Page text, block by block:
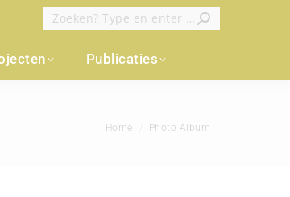
Zoeken:
Publicaties
Je bent hier:
Home Photo Album